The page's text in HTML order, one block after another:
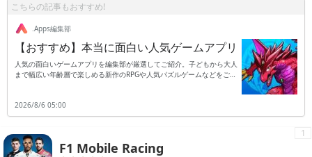
こちらの記事もおすすめ!
.Apps編集部
【おすすめ】本当に面白い人気ゲームアプリ
人気の面白いゲームアプリを編集部が厳選してご紹介。子どもから大人
まで幅広い年齢層で楽しめる新作のRPGや人気パズルゲームなどをご紹
2026/8/6 05:00
F1 Mobile Racing
1